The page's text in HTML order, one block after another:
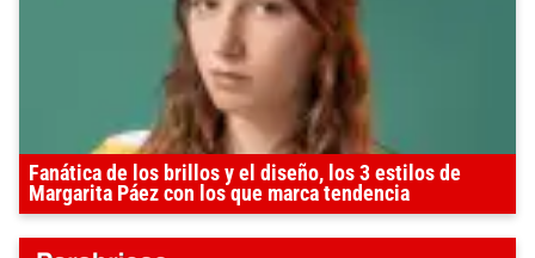
Fanática de los brillos y el diseño, los 3 estilos de
Margarita Páez con los que marca tendencia